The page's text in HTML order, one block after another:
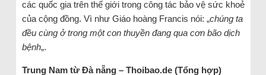
các quốc gia trên thế giới trong công tác bảo vệ sức khoẻ
của cộng đồng. Vì như Giáo hoàng Francis nói: „chúng ta
đều cùng ở trong một con thuyền đang qua cơn bão dịch
bệnh„.
Trung Nam từ Đà nẵng – Thoibao.de (Tổng hợp)